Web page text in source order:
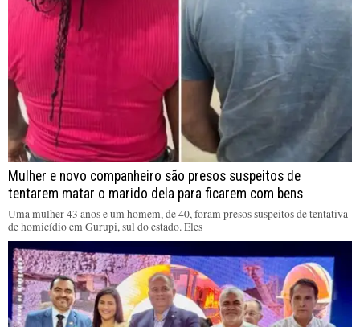
Mulher e novo companheiro são presos suspeitos de
tentarem matar o marido dela para ficarem com bens
Uma mulher 43 anos e um homem, de 40, foram presos suspeitos de tentativa
de homicídio em Gurupi, sul do estado. Eles